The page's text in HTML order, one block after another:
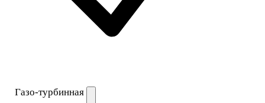
Газо-турбинная